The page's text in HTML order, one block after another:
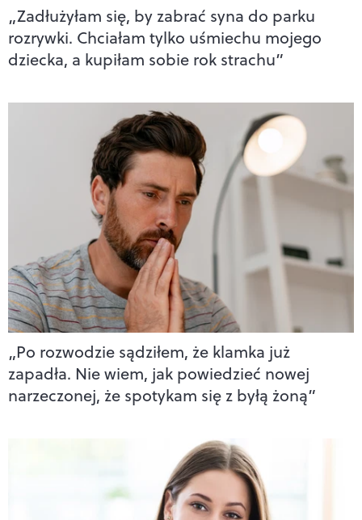
„Zadłużyłam się, by zabrać syna do parku
rozrywki. Chciałam tylko uśmiechu mojego
dziecka, a kupiłam sobie rok strachu”
„Po rozwodzie sądziłem, że klamka już
zapadła. Nie wiem, jak powiedzieć nowej
narzeczonej, że spotykam się z byłą żoną”